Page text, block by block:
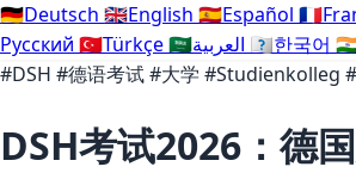
🇩🇪Deutsch 🇬🇧English 🇪🇸Español 🇫🇷
Русский 🇹🇷Türkçe🇸🇦 🇰🇷한국어
#DSH #德语考试#大学 #Studienkolleg
DSH考试2026：德